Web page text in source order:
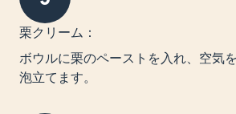
栗クリーム：
ボウルに栗のペーストを入れ、空気
泡立てます。